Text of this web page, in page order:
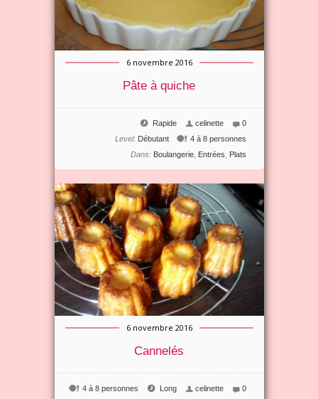
6 novembre 2016
Pâte à quiche
0
celinette
Rapide
4 à 8 personnes
Level: Débutant
Dans: Boulangerie, Entrées Plats
6 novembre 2016
Cannelés
0
celinette
Long
4 à 8 personnes